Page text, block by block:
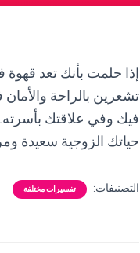
إذا حلمت بأنك تعد
تشعرين بالراحة
فيك وفي علاقتك
حياتك الزوجية سعيدة
التصنيفات: تفسيرات مختلفة